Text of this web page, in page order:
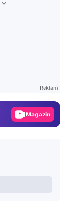
Reklam
Magazin
Video